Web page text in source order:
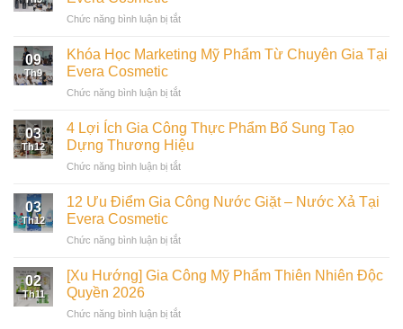
Chức năng bình luận bị tắtở
Nghề
Phẩm
Chuyên
Gia
Tại
Evera
09
Th9
Khóa Học Marketing Mỹ Phẩm Từ Chuyên Gia Tại
Evera Cosmetic
Chức năng bình luận bị tắtở
Học
Marketing
Mỹ
Phẩm
Chuyên
Evera
03
Th12
4 Lợi Ích Gia Công Thực Phẩm Bổ Sung Tạo
Dựng Thương Hiệu
Chức năng bình luận bị tắtở
Lợi
Công
Phẩm
Tạo
03
Th12
12 Ưu Điểm Gia Công Nước Giặt – Nước Xả Tại
Evera Cosmetic
Chức năng bình luận bị tắtở
Ưu
Điểm
Công
02
Th11
[Xu Hướng] Gia Công Mỹ Phẩm Thiên Nhiên Độc
Quyền 2026
Chức năng bình luận bị tắtở